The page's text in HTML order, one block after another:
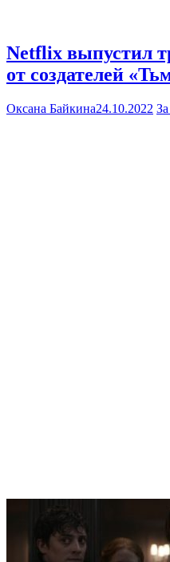
Netflix выпустил
от создателей
Оксана Байкина24.10.2022